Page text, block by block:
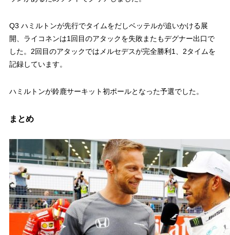
Q3 ハミルトンが先行でタイムをだしベッテルが追いかける展
開、ライコネンは1回目のアタックを失敗またもデグナー出口で
した。2回目のアタックではメルセデスが完全勝利1、2タイムを
記録しています。
ハミルトンが鈴鹿サーキット初ポールとなった予選でした。
まとめ